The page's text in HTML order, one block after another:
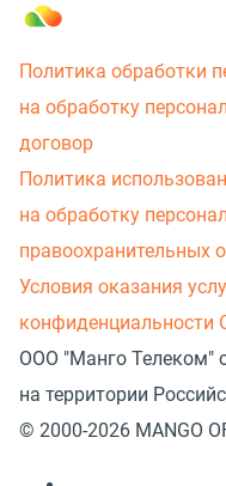
Политика обработки
на обработку
договор
Политика
на обработку
правоохранительных
Условия оказания
конфиденциальности
ООО "Манго Телеком"
на территории
© 2000-2026 MANGO